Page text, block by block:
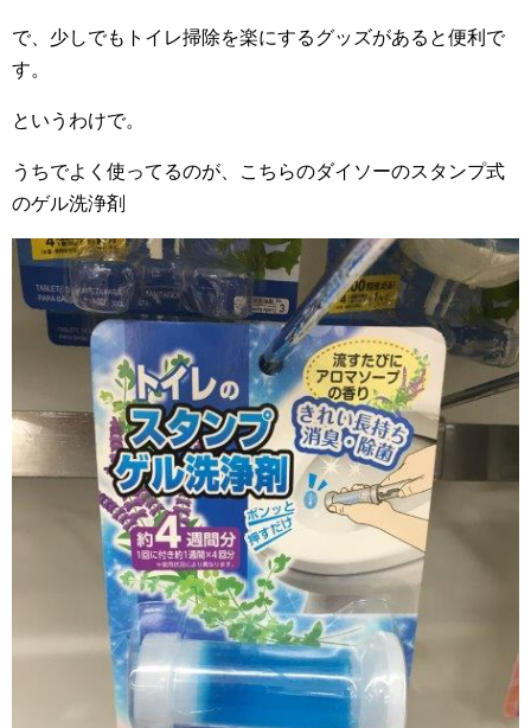
で、少しでもトイレ掃除を楽にするグッズがあると便利で
す。
というわけで。
うちでよく使ってるのが、こちらのダイソーのスタンプ式
のゲル洗浄剤